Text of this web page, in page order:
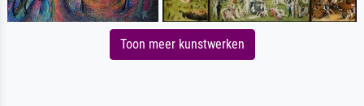
Toon meer kunstwerken